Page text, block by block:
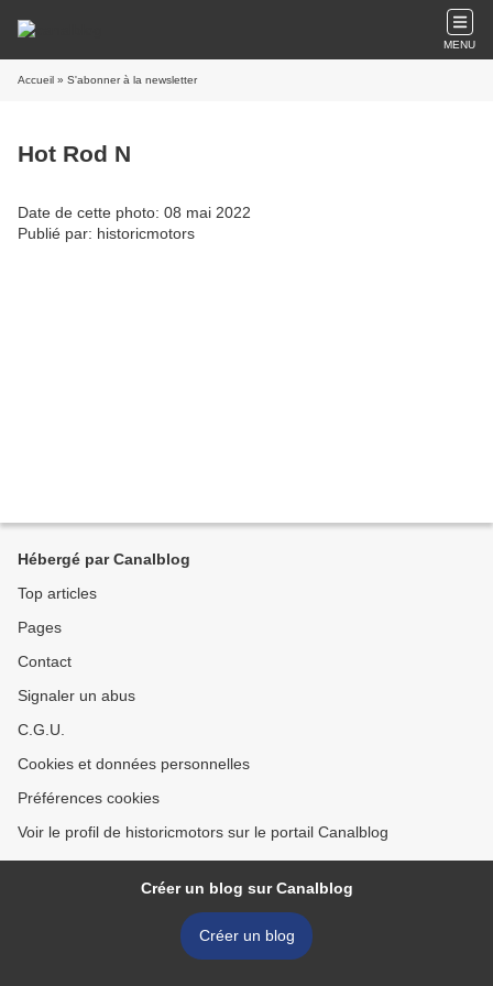
MENU
Accueil » S'abonner à la newsletter
Hot Rod N
Date de cette photo: 08 mai 2022
Publié par: historicmotors
Hébergé par Canalblog
Top articles
Pages
Contact
Signaler un abus
C.G.U.
Cookies et données personnelles
Préférences cookies
Voir le profil de historicmotors sur le portail Canalblog
Créer un blog sur Canalblog
Créer un blog